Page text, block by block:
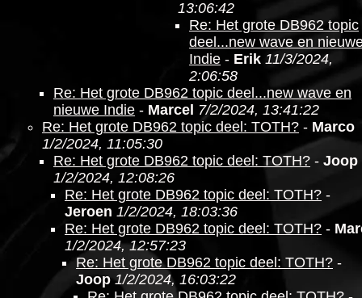
13:06:42
Re: Het grote DB962 topic
deel...new wave en
Indie - Erik 11/3/2024,
2:06:58
Re: Het grote DB962 topic deel...new wave en
nieuwe Indie - Marcel 7/2/2024, 13:41:22
Re: Het grote DB962 topic deel: TOTH? - Marco
1/2/2024, 11:05:30
Re: Het grote DB962 topic deel: TOTH? - Joop
1/2/2024, 12:08:26
Re: Het grote DB962 topic deel: TOTH? -
Jeroen 1/2/2024, 18:03:36
Re: Het grote DB962 topic deel: TOTH? -
1/2/2024, 12:57:23
Re: Het grote DB962 topic deel: TOTH? -
Joop 1/2/2024, 16:03:22